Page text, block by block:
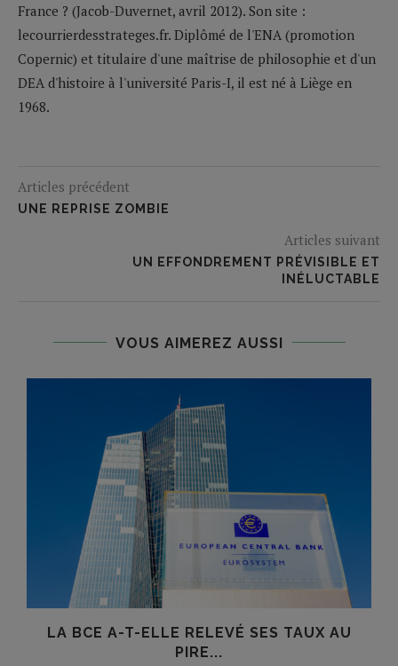
France ? (Jacob-Duvernet, avril 2012). Son site :
lecourrierdesstrateges.fr. Diplômé de l'ENA (promotion
Copernic) et titulaire d'une maîtrise de philosophie et d'un
DEA d'histoire à l'université Paris-I, il est né à Liège en
1968.
Articles précédent
UNE REPRISE ZOMBIE
Articles suivant
UN EFFONDREMENT PRÉVISIBLE ET
INÉLUCTABLE
VOUS AIMEREZ AUSSI
LA BCE A-T-ELLE RELEVÉ SES TAUX AU
PIRE...